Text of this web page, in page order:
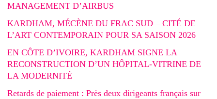
MANAGEMENT D’AIRBUS
KARDHAM, MÉCÈNE DU FRAC SUD – CITÉ DE
L’ART CONTEMPORAIN POUR SA SAISON 2026
EN CÔTE D’IVOIRE, KARDHAM SIGNE LA
RECONSTRUCTION D’UN HÔPITAL-VITRINE DE
LA MODERNITÉ
Retards de paiement : Près deux dirigeants français sur